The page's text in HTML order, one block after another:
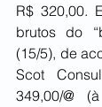
R$ 320,00.
brutos do
(15/5), de
Scot
349,00/@